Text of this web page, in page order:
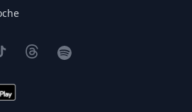
ThreadsSpotify